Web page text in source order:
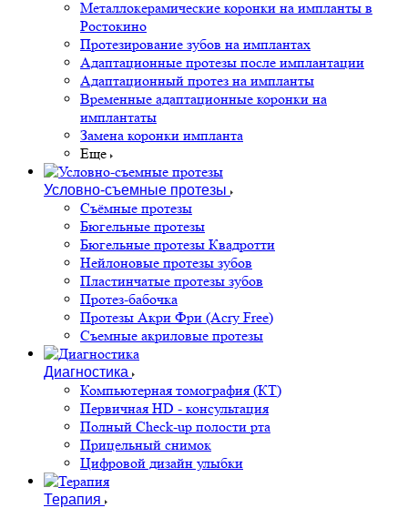
Металлокерамические коронки на импланты в
Ростокино
Протезирование зубов на имплантах
Адаптационные протезы после имплантации
Адаптационный протез на импланты
Временные адаптационные коронки на
имплантаты
Замена коронки импланта
Еще
Условно-съемные протезы
Съёмные протезы
Бюгельные протезы
Бюгельные протезы Квадротти
Нейлоновые протезы зубов
Пластинчатые протезы зубов
Протез-бабочка
Протезы Акри Фри (Acry Free)
Съемные акриловые протезы
Диагностика
Компьютерная томография (КТ)
Первичная HD - консультация
Полный Check-up полости рта
Прицельный снимок
Цифровой дизайн улыбки
Терапия